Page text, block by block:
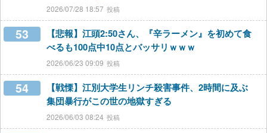
2026/07/28 18:57
53
【悲報】江頭2:50さん、『辛ラーメン』を初めて食
べるも100点中10点とバッサリｗｗｗ
2026/06/23 09:09
54
【戦慄】江別大学生リンチ殺害事件、2時間に及ぶ
集団暴行がこの世の地獄すぎる
2026/06/03 08:24